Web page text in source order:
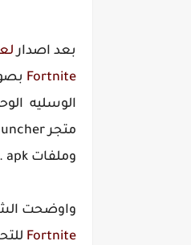
بعد اصدار
Fortnite
الوسليه
وملفات apk .
واوضحت
Fortnite